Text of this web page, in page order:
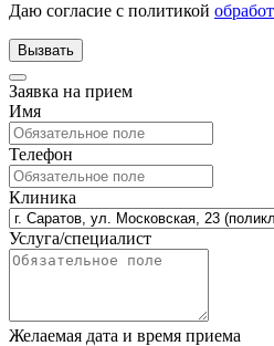
Даю согласие с политикой
Заявка на прием
Имя
Телефон
Клиника
Услуга/специалист
Желаемая дата и время приема